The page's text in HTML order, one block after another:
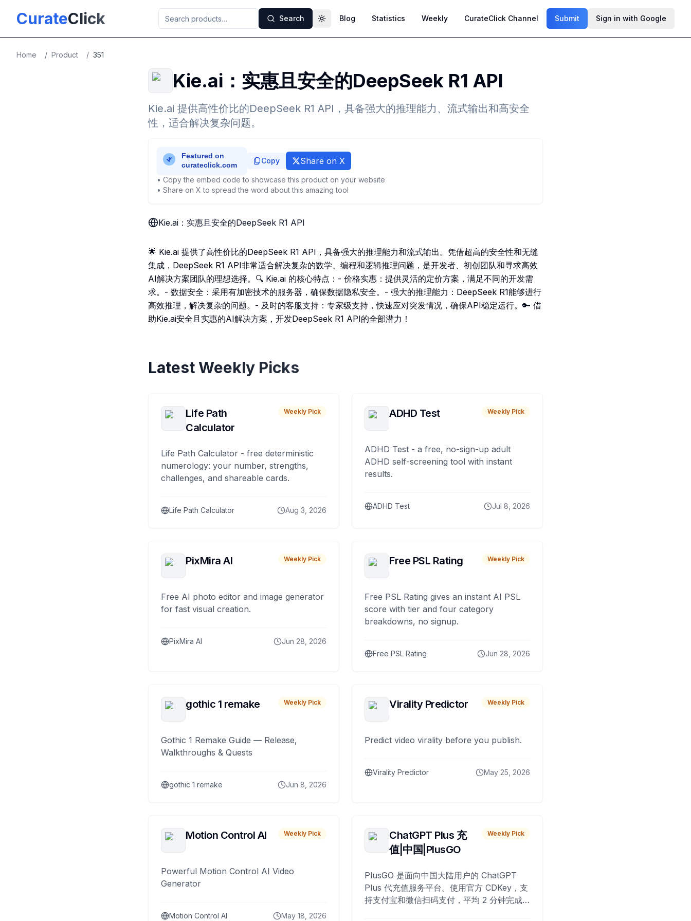
CurateClick Search Toggle theme
Blog Statistics Weekly CurateClick Channel Submit Sign in with Google
Home / Product / 351
Kie.ai：实惠且安全的DeepSeek R1 API
Kie.ai 提供高性价比的DeepSeek R1 API，具备强大的推理能力、流式输出和高安全
性，适合解决复杂问题。
Copy Share on X
• Copy the embed code to showcase this product on your website
• Share on X to spread the word about this amazing tool
Kie.ai：实惠且安全的DeepSeek R1 API
🌟 Kie.ai 提供了高性价比的DeepSeek R1 API，具备强大的推理能力和流式输出。凭借超高的安全性和无缝
集成，DeepSeek R1 API非常适合解决复杂的数学、编程和逻辑推理问题，是开发者、初创团队和寻求高效
AI解决方案团队的理想选择。🔍 Kie.ai 的核心特点：- 价格实惠：提供灵活的定价方案，满足不同的开发需
求。- 数据安全：采用有加密技术的服务器，确保数据隐私安全。- 强大的推理能力：DeepSeek R1能够进行
高效推理，解决复杂的问题。- 及时的客服支持：专家级支持，快速应对突发情况，确保API稳定运行。🔑 借
助Kie.ai安全且实惠的AI解决方案，开发DeepSeek R1 API的全部潜力！
Latest Weekly Picks
Life Path
Calculator
Weekly Pick
Life Path Calculator - free deterministic
numerology: your number, strengths,
challenges, and shareable cards.
Life Path Calculator Aug 3, 2026
ADHD Test Weekly Pick
ADHD Test - a free, no-sign-up adult
ADHD self-screening tool with instant
results.
ADHD Test Jul 8, 2026
PixMira AI Weekly Pick
Free AI photo editor and image generator
for fast visual creation.
PixMira AI Jun 28, 2026
Free PSL Rating Weekly Pick
Free PSL Rating gives an instant AI PSL
score with tier and four category
breakdowns, no signup.
Free PSL Rating Jun 28, 2026
gothic 1 remake Weekly Pick
Gothic 1 Remake Guide — Release,
Walkthroughs & Quests
gothic 1 remake Jun 8, 2026
Virality Predictor Weekly Pick
Predict video virality before you publish.
Virality Predictor May 25, 2026
Motion Control AI Weekly Pick
Powerful Motion Control AI Video
Generator
Motion Control AI May 18, 2026
ChatGPT Plus 充
值|中国|PlusGO
Weekly Pick
PlusGO 是面向中国大陆用户的 ChatGPT
Plus 代充值服务平台。使用官方 CDKey，支
持支付宝和微信扫码支付，平均 2 分钟完成